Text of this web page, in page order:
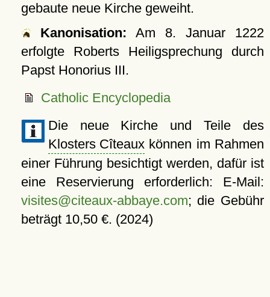
gebaute neue Kirche geweiht.
Kanonisation: Am 8. Januar 1222
erfolgte Roberts Heiligsprechung durch
Papst Honorius III.
Catholic Encyclopedia
Die neue Kirche und Teile des
Klosters Cîteauxkönnen im Rahmen
einer Führung besichtigt werden, dafür ist
eine Reservierung erforderlich: E-Mail:
visites@citeaux-abbaye.com; die Gebühr
beträgt 10,50 €. (2024)